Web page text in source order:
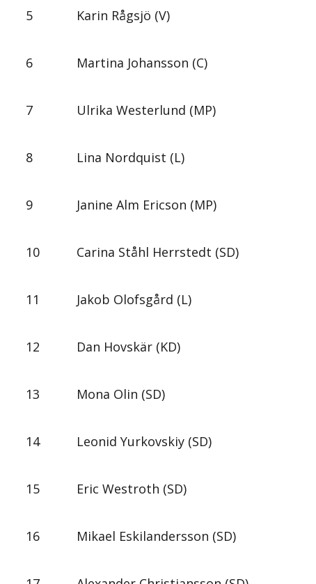
5 Karin Rågsjö (V)
6 Martina Johansson (C)
7 Ulrika Westerlund (MP)
8 Lina Nordquist (L)
9 Janine Alm Ericson (MP)
10 Carina Ståhl Herrstedt (SD)
11 Jakob Olofsgård (L)
12 Dan Hovskär (KD)
13 Mona Olin (SD)
14 Leonid Yurkovskiy (SD)
15 Eric Westroth (SD)
16 Mikael Eskilandersson (SD)